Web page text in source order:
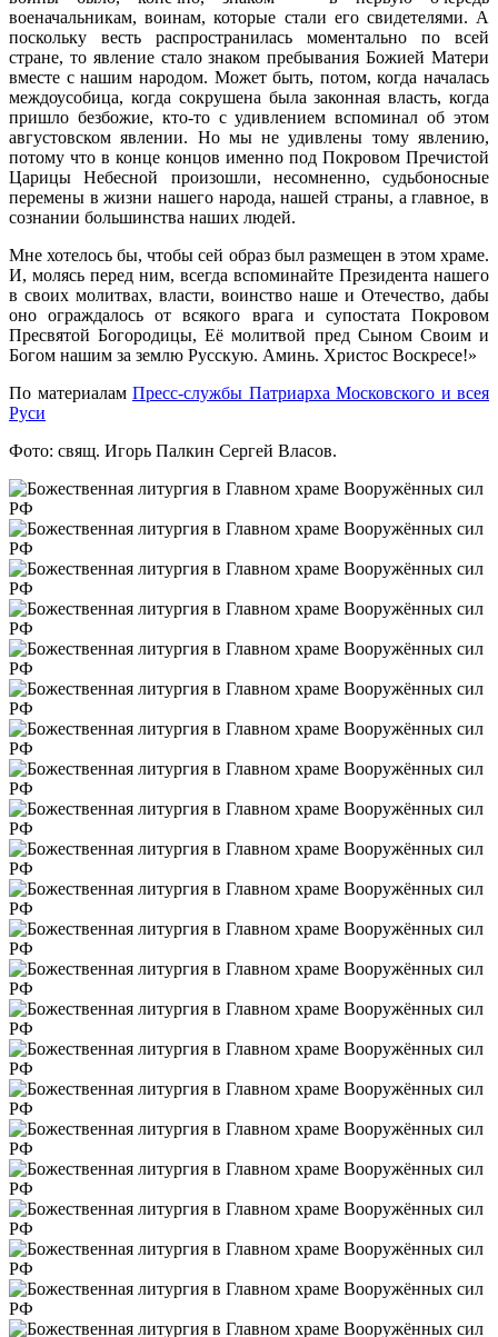
военачальникам, воинам, которые стали его свидетелями. А
поскольку весть распространилась моментально по всей
стране, то явление стало знаком пребывания Божией Матери
вместе с нашим народом. Может быть, потом, когда началась
междоусобица, когда сокрушена была законная власть, когда
пришло безбожие, кто-то с удивлением вспоминал об этом
августовском явлении. Но мы не удивлены тому явлению,
потому что в конце концов именно под Покровом Пречистой
Царицы Небесной произошли, несомненно, судьбоносные
перемены в жизни нашего народа, нашей страны, а главное, в
сознании большинства наших людей.
Мне хотелось бы, чтобы сей образ был размещен в этом храме.
И, молясь перед ним, всегда вспоминайте Президента нашего
в своих молитвах, власти, воинство наше и Отечество, дабы
оно ограждалось от всякого врага и супостата Покровом
Пресвятой Богородицы, Её молитвой пред Сыном Своим и
Богом нашим за землю Русскую. Аминь. Христос Воскресе!»
По материалам Пресс-службы Патриарха Московского и всея
Руси
Фото: свящ. Игорь Палкин Сергей Власов.